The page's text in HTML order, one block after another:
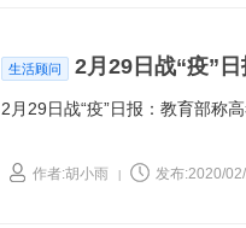
生活顾问 2月29日战“疫”
2月29日战“疫”日报：教育部称
作者:胡小雨 发布:2020/